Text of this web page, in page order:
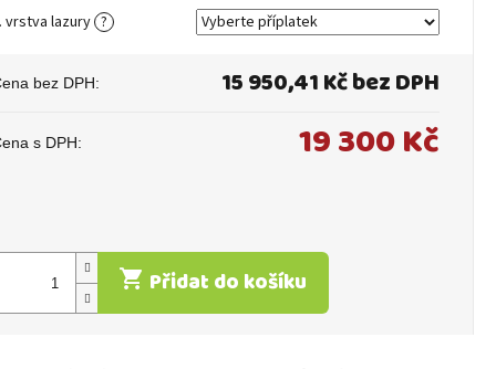
19 300 Kč
15 950,41 Kčbez DPH
vrstva lazury ?
Přidat do košíku